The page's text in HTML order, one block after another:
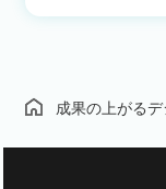
成果の上がる